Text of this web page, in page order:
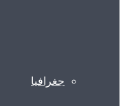
جغرافیا